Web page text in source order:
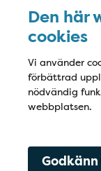
Den här
cookies
Vi använder
förbättrad
nödvändig
webbplatsen.